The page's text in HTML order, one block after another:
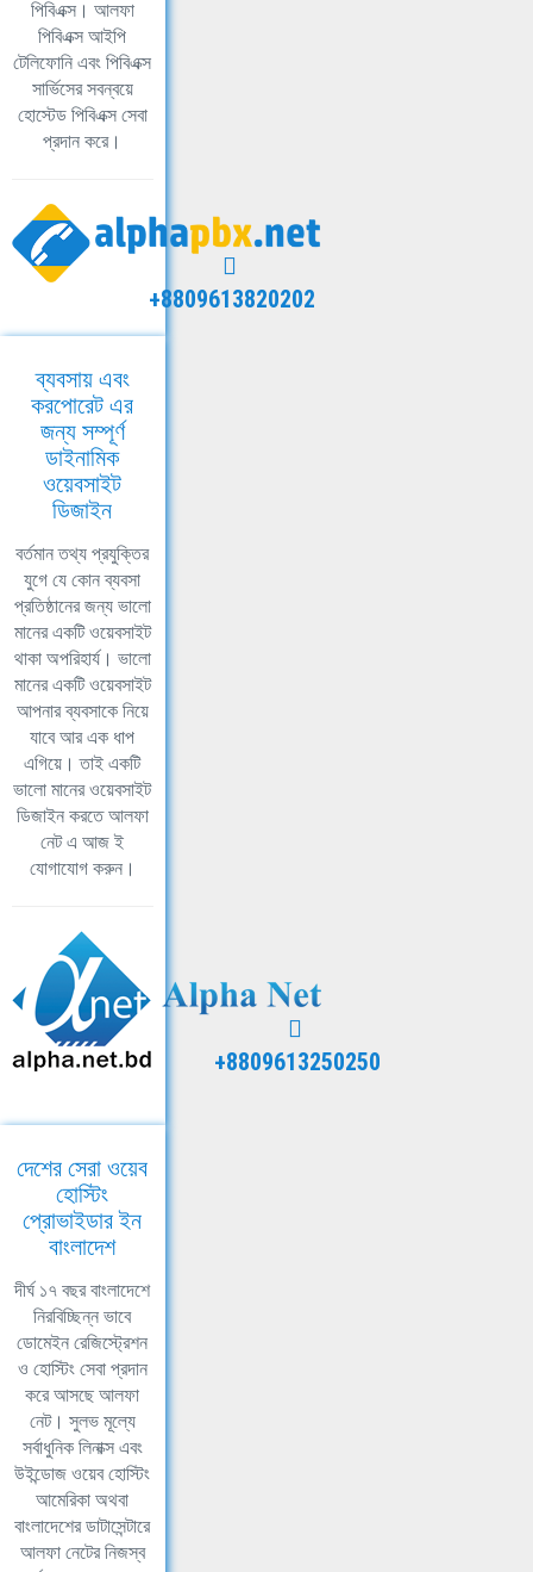
পিবিএক্স। আলফা
পিবিএক্স আইপি
টেলিফোনি এবং পিবিএক্স
সার্ভিসের সবন্বয়ে
হোস্টেড পিবিএক্স সেবা
প্রদান করে।
+8809613820202
ব্যবসায় এবং
করপোরেট এর
জন্য সম্পূর্ণ
ডাইনামিক
ওয়েবসাইট
ডিজাইন
বর্তমান তথ্য প্রযুক্তির
যুগে যে কোন ব্যবসা
প্রতিষ্ঠানের জন্য ভালো
মানের একটি ওয়েবসাইট
থাকা অপরিহার্য। ভালো
মানের একটি ওয়েবসাইট
আপনার ব্যবসাকে নিয়ে
যাবে আর এক ধাপ
এগিয়ে। তাই একটি
ভালো মানের ওয়েবসাইট
ডিজাইন করতে আলফা
নেট এ আজ ই
যোগাযোগ করুন।
+8809613250250
দেশের সেরা ওয়েব
হোস্টিং
প্রোভাইডার ইন
বাংলাদেশ
দীর্ঘ ১৭ বছর বাংলাদেশে
নিরবিচ্ছিন্ন ভাবে
ডোমেইন রেজিস্ট্রেশন
ও হোস্টিং সেবা প্রদান
করে আসছে আলফা
নেট। সুলভ মূল্যে
সর্বাধুনিক লিনাক্স এবং
উইন্ডোজ ওয়েব হোস্টিং
আমেরিকা অথবা
বাংলাদেশের ডাটাসেন্টারে
আলফা নেটের নিজস্ব